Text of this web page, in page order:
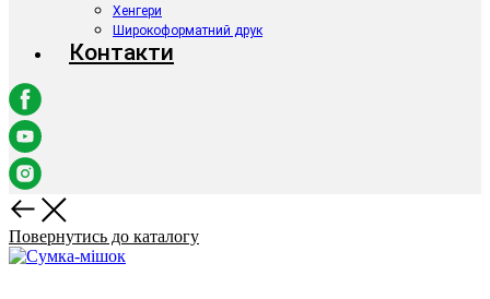
Хенгери
Широкоформатний друк
Контакти
Повернутись до каталогу